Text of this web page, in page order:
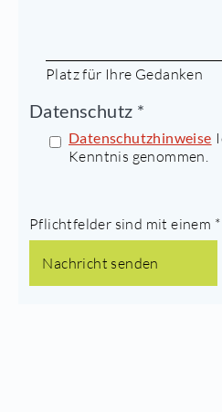
Platz für Ihre Gedanken
Datenschutz *
Datenschutzhinweise
Kenntnis genommen.
Pflichtfelder sind mit einem
Nachricht senden